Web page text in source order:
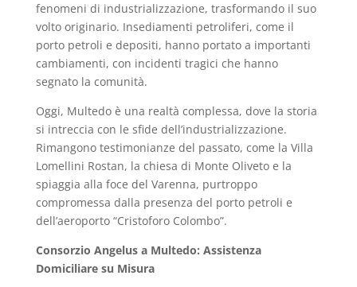
fenomeni di industrializzazione, trasformando il suo
volto originario. Insediamenti petroliferi, come il
porto petroli e depositi, hanno portato a importanti
cambiamenti, con incidenti tragici che hanno
segnato la comunità.
Oggi, Multedo è una realtà complessa, dove la storia
si intreccia con le sfide dell’industrializzazione.
Rimangono testimonianze del passato, come la Villa
Lomellini Rostan, la chiesa di Monte Oliveto e la
spiaggia alla foce del Varenna, purtroppo
compromessa dalla presenza del porto petroli e
dell’aeroporto “Cristoforo Colombo”.
Consorzio Angelus a Multedo: Assistenza
Domiciliare su Misura